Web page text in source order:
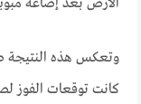
وتعكس هذه النتيجة
كانت توقعات الفوز